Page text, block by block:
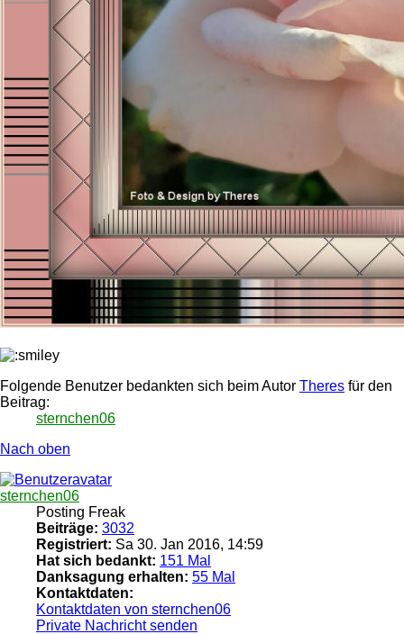
Folgende Benutzer bedankten sich beim Autor Theres für den
Beitrag:
sternchen06
Nach oben
sternchen06
Posting Freak
Beiträge: 3032
Registriert: Sa 30. Jan 2016, 14:59
Hat sich bedankt: 151 Mal
Danksagung erhalten: 55 Mal
Kontaktdaten:
Kontaktdaten von sternchen06
Private Nachricht senden